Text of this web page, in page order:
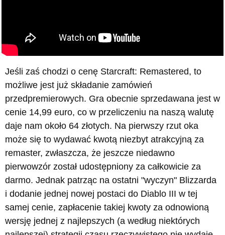
Jeśli zaś chodzi o cenę Starcraft: Remastered, to
możliwe jest już składanie zamówień
przedpremierowych. Gra obecnie sprzedawana jest w
cenie 14,99 euro, co w przeliczeniu na naszą walutę
daje nam około 64 złotych. Na pierwszy rzut oka
może się to wydawać kwotą niezbyt atrakcyjną za
remaster, zwłaszcza, że jeszcze niedawno
pierwowzór został udostępniony za całkowicie za
darmo. Jednak patrząc na ostatni "wyczyn" Blizzarda
i dodanie jednej nowej postaci do Diablo III w tej
samej cenie, zapłacenie takiej kwoty za odnowioną
wersję jednej z najlepszych (a według niektórych